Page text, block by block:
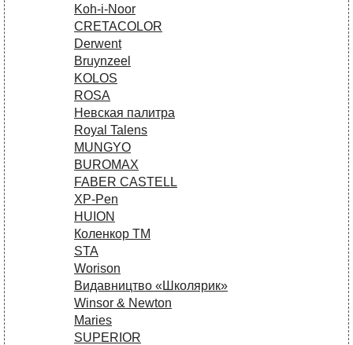
Koh-i-Noor
CRETACOLOR
Derwent
Bruynzeel
KOLOS
ROSA
Невская палитра
Royal Talens
MUNGYO
BUROMAX
FABER CASTELL
XP-Pen
HUION
Коленкор ТМ
STA
Worison
Видавництво «Школярик»
Winsor & Newton
Maries
SUPERIOR